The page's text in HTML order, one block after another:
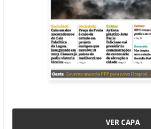
VER CAPA